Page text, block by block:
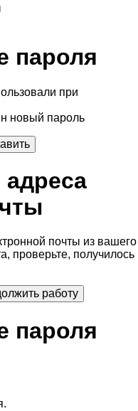
пароля
при
новый пароль
почты из вашего
проверьте, получилось
пароля